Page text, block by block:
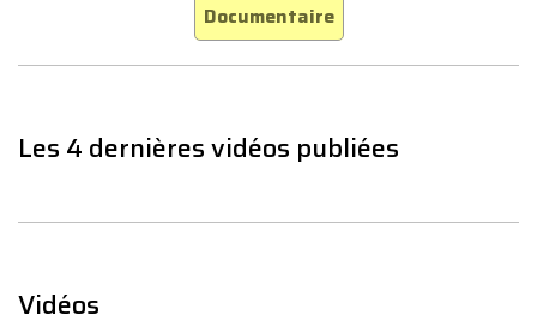
Documentaire
Les 4 dernières vidéos publiées
Vidéos